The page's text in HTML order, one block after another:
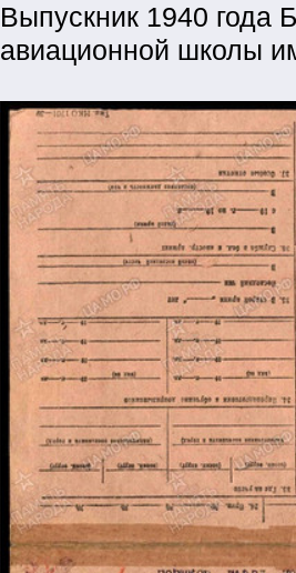
Выпускник 1940 года
авиационной школы